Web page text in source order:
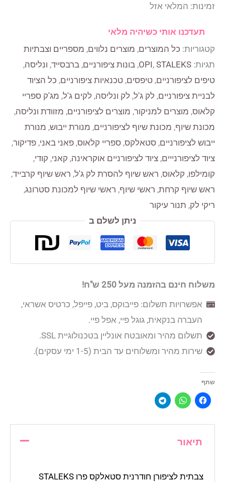
היה:
₪200.00.
₪130.00.
זמינות: המלאי אזל
תעדכנו אותי כשיהיה מלאי
קטגוריות: כל המוצרים, מוצרים נלווים, מספריים וצבתיות
תגיות:
OPI, STALEKS
, בונות ציפורניים, ברבסייד, ונליסה,
טיפים לציפורניים, טיפסים, טכנאיות ציפורניים, כל הציוד
לבניית ציפורניים, לק ג'ל, לק ונליסה, לקים ג'ל, מג'ק ספריי
קלאוס, מוצרים למניקור, מוצרים לציפורניים, מזוודת ונליסה,
מכונת שיוף, מכונת שיוף לציפורניים, מנורת ייבוש, מנורת
ייבוש לציפורניים, סטאלקס, ספריי קלאוס, פאני באני, פדיקור,
ציוד לציפורנייים, ציוד לציפורניים אוקראינה, קאני, קודי,
קומילפו, קלאוס, ראש שיוף להסרת לק ג'ל, ראש שיוף קרבייד,
ראש שיוף קרחת, ראשי שיוף, ראשי שיוף למכונת סטרונג,
ריקי לק, תנור עיקור
ניתן לשלם ב
משלוח חינם בהזמנה מעל 250 ש"ח!
אפשרויות תשלום: פייבוקס, ביט, פייפל, כרטיס אשראי,
העברה בנקאית, גוגל פיי, אפל פיי.
תשלום מהיר ומאובטח אונליין בטכנולוגיית SSL.
שירות מהיר ומשלוחים עד הבית (1-5 ימי עסקים).
שתף
תיאור
צבתית לציפורן חודרנית סטאלקס פרו STALEKS